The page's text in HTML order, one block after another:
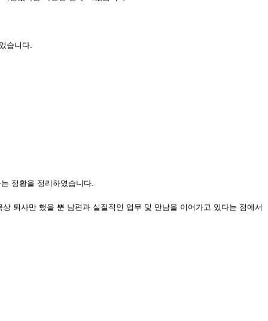
습니다.
정황을 정리하였습니다.
퇴사만 했을 뿐 남편과 실질적인 업무 및 만남을 이어가고 있다는 점에서